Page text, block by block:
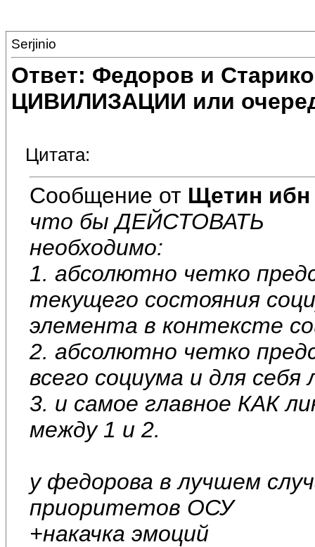
Serjinio
Ответ: Федоров и
ЦИВИЛИЗАЦИИ или
Цитата:
Сообщение от Щетин ибн
что бы ДЕЙСТОВАТЬ
необходимо:
1. абсолютно четко
текущего состояния
элемента в контексте
2. абсолютно четко
всего социума и для
3. и самое главное КАК
между 1 и 2.
у федорова в лучшем
приоритетов ОСУ
+накачка эмоций